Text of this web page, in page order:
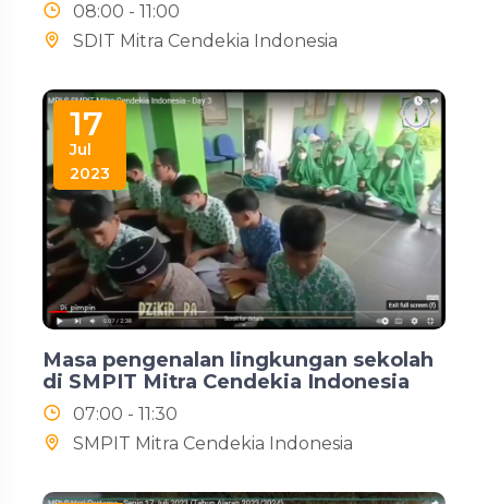
08:00 - 11:00
SDIT Mitra Cendekia Indonesia
17
Jul
2023
Masa pengenalan lingkungan sekolah
di SMPIT Mitra Cendekia Indonesia
07:00 - 11:30
SMPIT Mitra Cendekia Indonesia